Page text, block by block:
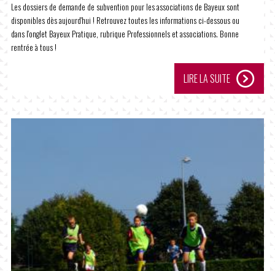
Les dossiers de demande de subvention pour les associations de Bayeux sont
disponibles dès aujourd'hui ! Retrouvez toutes les informations ci-dessous ou
dans l'onglet Bayeux Pratique, rubrique Professionnels et associations. Bonne
rentrée à tous !
LIRE LA SUITE